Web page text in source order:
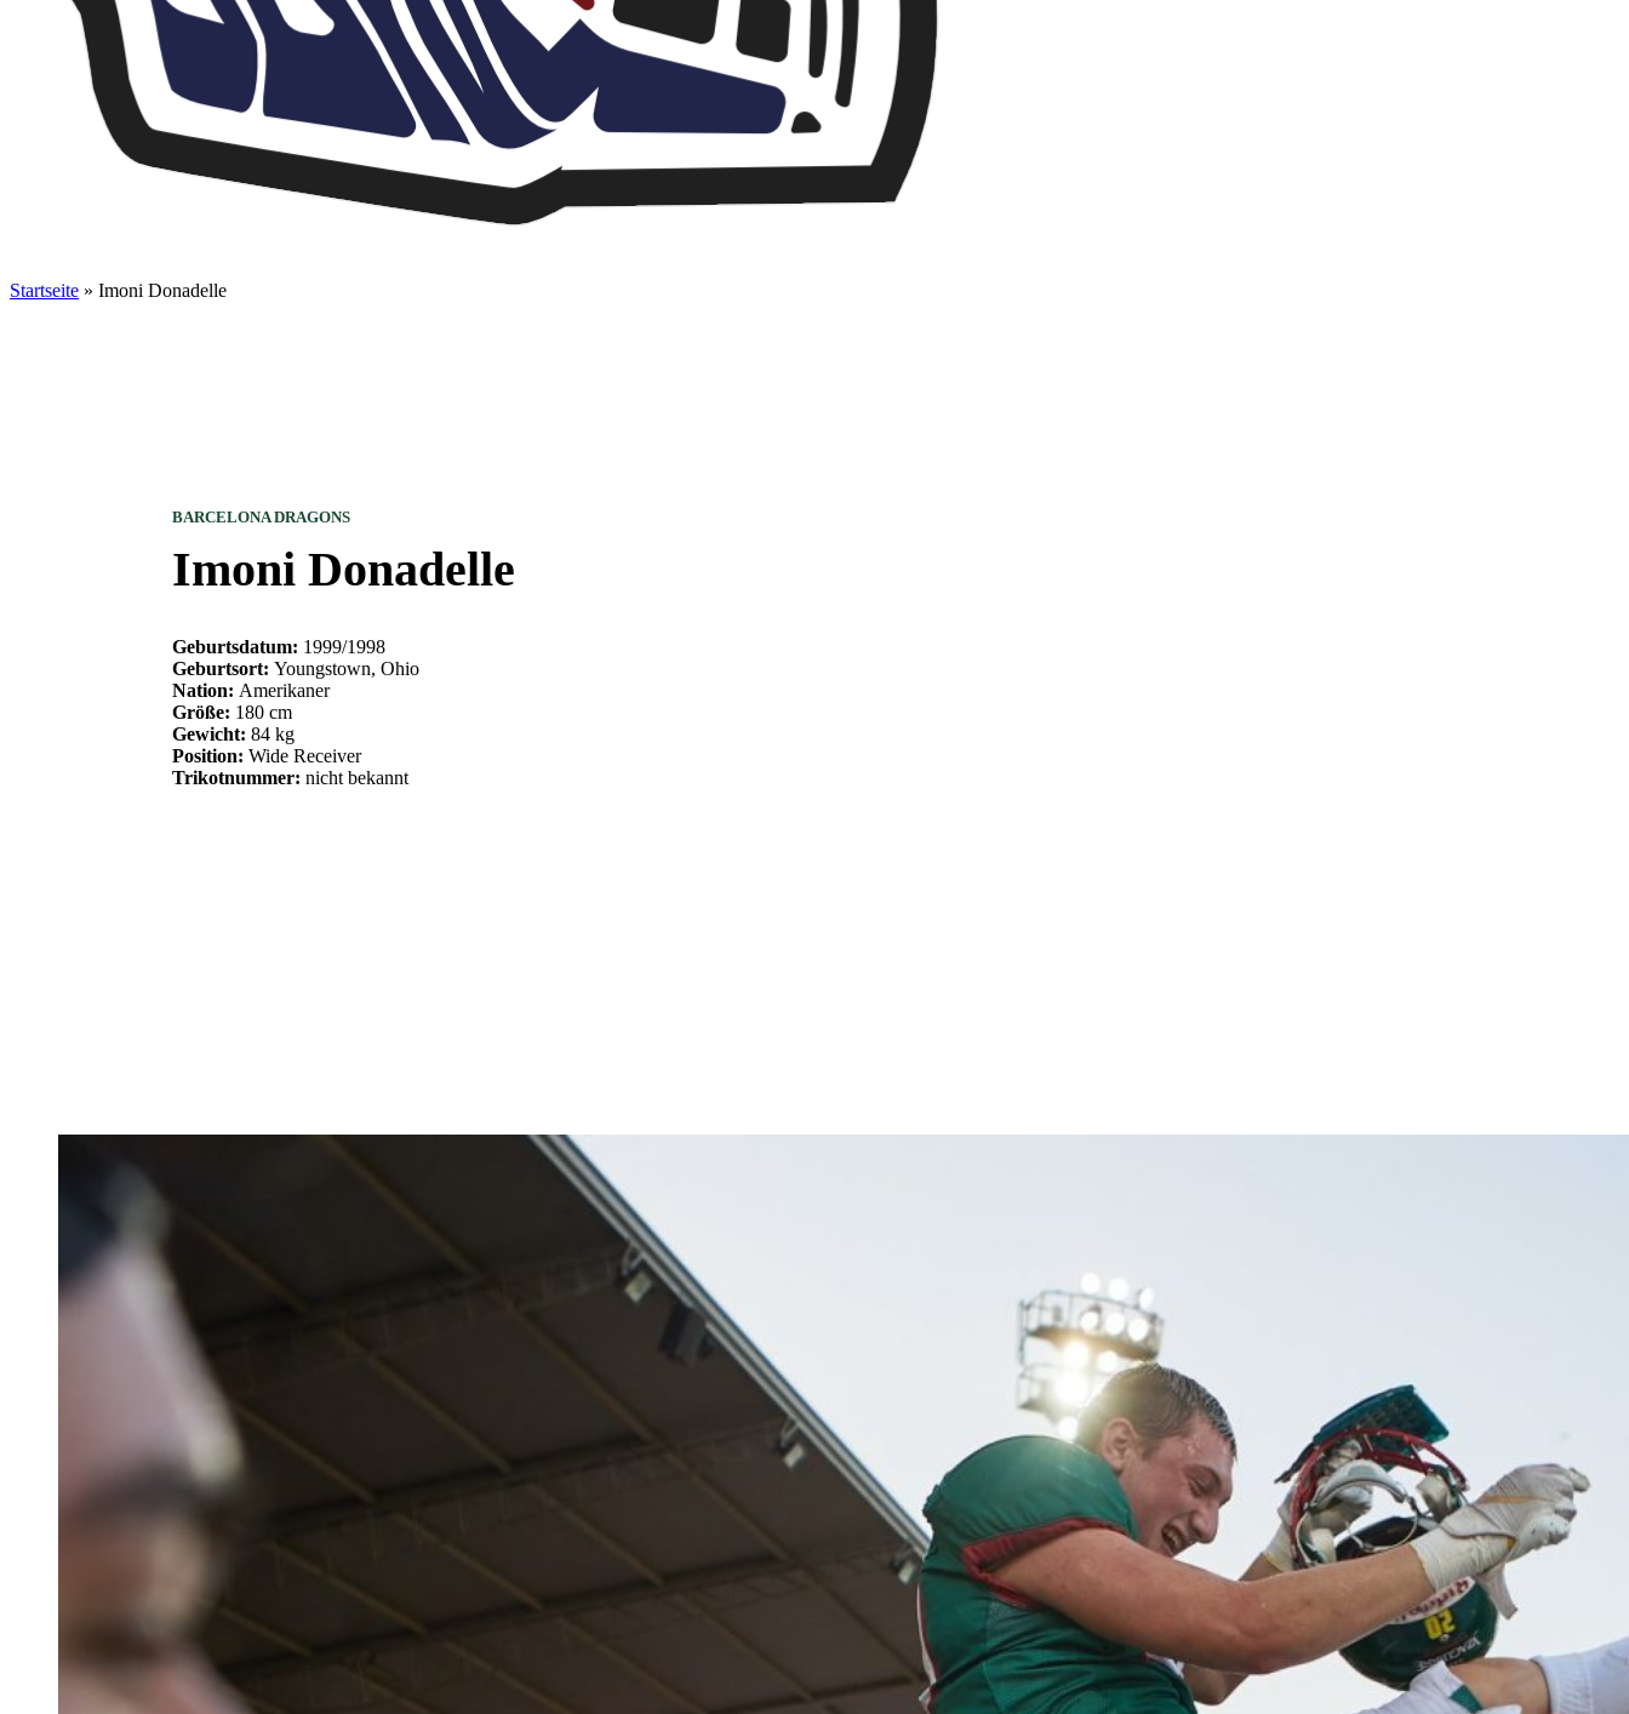
Startseite » Imoni Donadelle
BARCELONA DRAGONS
Imoni Donadelle
Geburtsdatum: 1999/1998
Geburtsort:Youngstown, Ohio
Nation: Amerikaner
Größe: 180 cm
Gewicht: 84 kg
Position:Wide Receiver
Trikotnummer: nicht bekannt